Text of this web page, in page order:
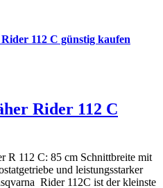
112 C günstig kaufen
Rider 112 C
R 112 C: 85 cm Schnittbreite mit
und leistungsstarker
Rider 112C ist der kleinste